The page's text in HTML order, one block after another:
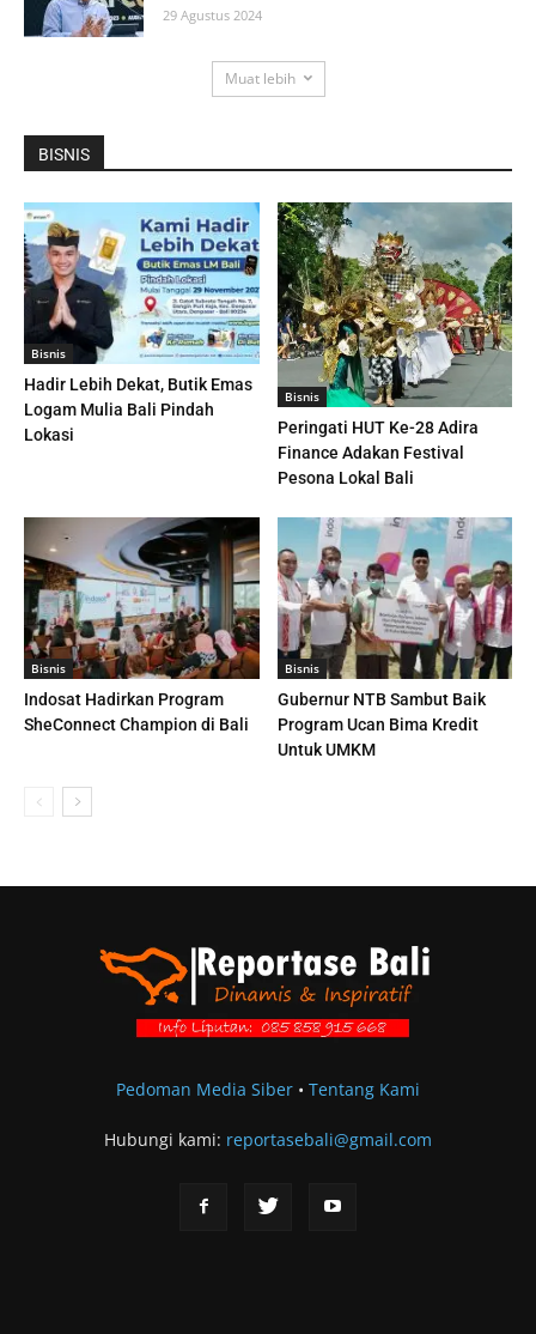
29 Agustus 2024
Muat lebih
BISNIS
Bisnis
Hadir Lebih Dekat, Butik Emas
Logam Mulia Bali Pindah
Lokasi
Bisnis
Peringati HUT Ke-28 Adira
Finance Adakan Festival
Pesona Lokal Bali
Bisnis
Indosat Hadirkan Program
SheConnect Champion di Bali
Bisnis
Gubernur NTB Sambut Baik
Program Ucan Bima Kredit
Untuk UMKM
Pedoman Media Siber• Tentang Kami
Hubungi kami: reportasebali@gmail.com